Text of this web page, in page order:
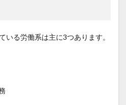
いる労働系は主に3つあります。